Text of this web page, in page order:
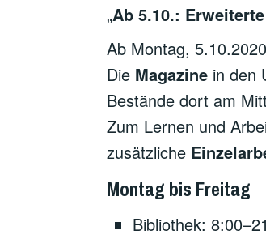
„Ab 5.10.:
Ab Montag,
Die Magazine in den
Bestände dort am
Zum Lernen und
zusätzliche
Montag bis Freitag
Bibliothek: